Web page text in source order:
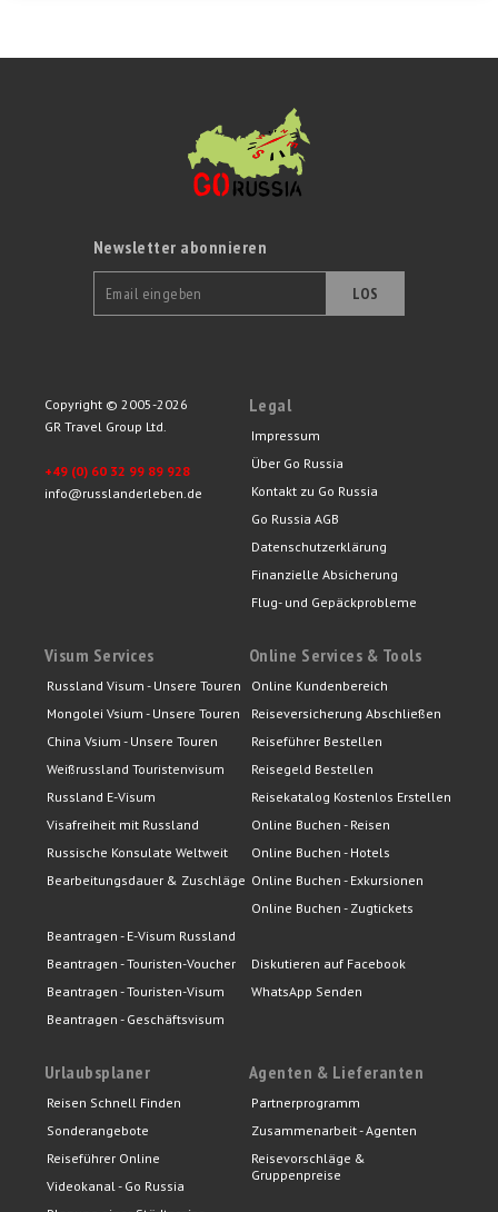
Newsletter abonnieren
LOS
Copyright © 2005-2026
GR Travel Group Ltd.
+49 (0) 60 32 99 89 928
info@russlanderleben.de
Legal
Impressum
Über Go Russia
Kontakt zu Go Russia
Go Russia AGB
Datenschutzerklärung
Finanzielle Absicherung
Flug- und Gepäckprobleme
Visum Services
Russland Visum - Unsere Touren
Mongolei Vsium - Unsere Touren
China Vsium - Unsere Touren
Weißrussland Touristenvisum
Russland E-Visum
Visafreiheit mit Russland
Russische Konsulate Weltweit
Bearbeitungsdauer & Zuschläge
Beantragen - E-Visum Russland
Beantragen - Touristen-Voucher
Beantragen - Touristen-Visum
Beantragen - Geschäftsvisum
Online Services & Tools
Online Kundenbereich
Reiseversicherung Abschließen
Reiseführer Bestellen
Reisegeld Bestellen
Reisekatalog Kostenlos Erstellen
Online Buchen - Reisen
Online Buchen - Hotels
Online Buchen - Exkursionen
Online Buchen - Zugtickets
Diskutieren auf Facebook
WhatsApp Senden
Urlaubsplaner
Reisen Schnell Finden
Sonderangebote
Reiseführer Online
Videokanal - Go Russia
Agenten & Lieferanten
Partnerprogramm
Zusammenarbeit - Agenten
Reisevorschläge &
Gruppenpreise